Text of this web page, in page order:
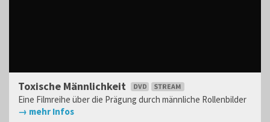
Toxische Männlichkeit
Eine Filmreihe über die Prägung durch männliche Rollenbilder
→ mehr Infos